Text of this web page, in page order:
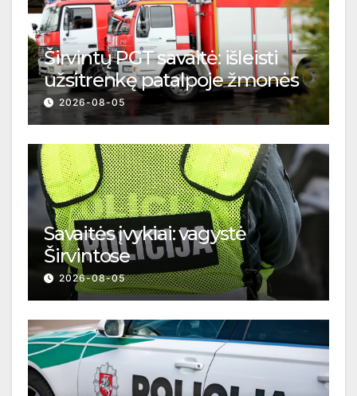
Širvintų PGT savaitė: išleisti
užsitrenkę patalpoje žmonės
2026-08-05
Savaitės įvykiai: vagystė
Širvintose
2026-08-05